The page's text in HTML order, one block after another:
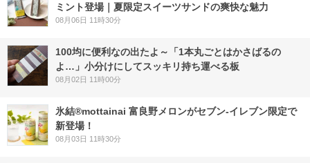
ミント登場｜夏限定スイーツサンドの爽快な魅力
08月06日 11時30分
100均に便利なの出たよ～「1本丸ごとはかさばるの
よ…」小分けにしてスッキリ持ち運べる板
08月02日 11時00分
氷結®mottainai 富良野メロンがセブン‐イレブン限定で
新登場！
08月03日 11時30分